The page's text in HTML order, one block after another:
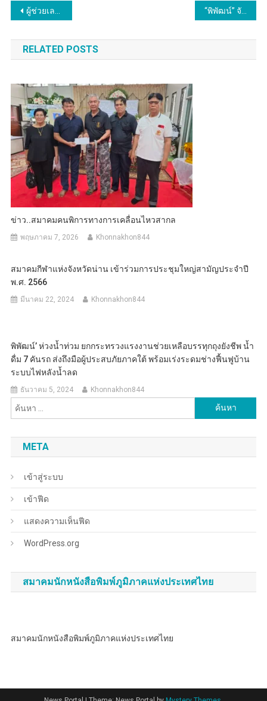
แนะแนว
เรื่อง
ผู้ช่วยเลขาฯ ศอ.บต. มอบเงินช่วยเหลือเยียวยาให้ครอบครัว นายนิเวช บรรดิษฐ ซึ่งถูกลอบยิง ในพื้นที่ อ.ศรีสาคร จ.นราธิวาส เมื่อวันที่ 24 พ.ย. 67
RELATED POSTS
ข่าว..สมาคมคนพิการทางการเคลื่อนไหวสากล
พฤษภาคม 7, 2026 Khonnakhon844
สมาคมกีฬาแห่งจังหวัดน่าน เข้าร่วมการประชุมใหญ่สามัญประจำปี
พ.ศ. 2566
มีนาคม 22, 2024 Khonnakhon844
พิพัฒน์’ ห่วงน้ำท่วม ยกกระทรวงแรงงานช่วยเหลือบรรทุกถุงยังชีพ น้ำ
ดื่ม 7 คันรถ ส่งถึงมือผู้ประสบภัยภาคใต้ พร้อมเร่งระดมช่างฟื้นฟูบ้าน
ระบบไฟหลังน้ำลด
ธันวาคม 5, 2024 Khonnakhon844
สำหรับ:
META
เข้าสู่ระบบ
เข้าฟีด
แสดงความเห็นฟีด
WordPress.org
สมาคมนักหนังสือพิมพ์ภูมิภาคแห่งประเทศไทย
สมาคมนักหนังสือพิมพ์ภูมิภาคแห่งประเทศไทย